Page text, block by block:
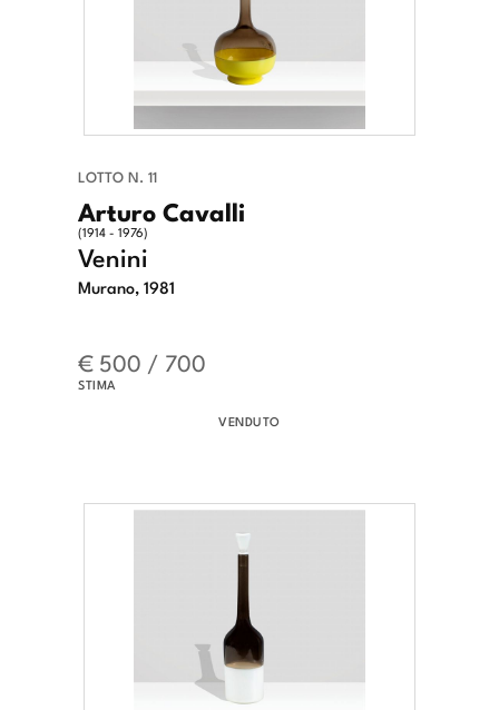
LOTTO N. 11
Arturo Cavalli
(1914 - 1976)
Venini
Murano, 1981
€ 500 / 700
STIMA
VENDUTO